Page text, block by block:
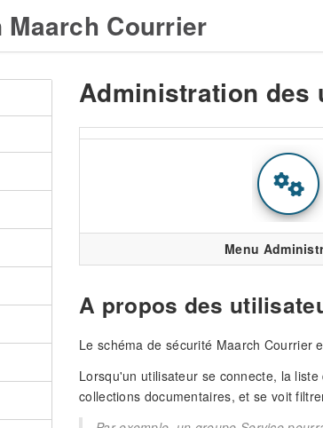
Courrier
Administration des
Menu
A propos des
Le schéma de sécurité Maarch Courrier
Lorsqu'un utilisateur se connecte, la
collections documentaires, et se voit